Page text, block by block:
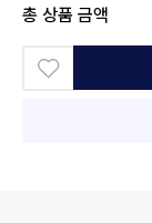
총 상품 금액